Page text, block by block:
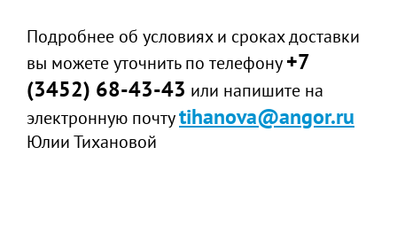
Подробнее об условиях и сроках доставки
вы можете уточнить по телефону+7
(3452) 68-43-43 или напишите на
электронную почтуtihanova@angor.ru
Юлии Тихановой